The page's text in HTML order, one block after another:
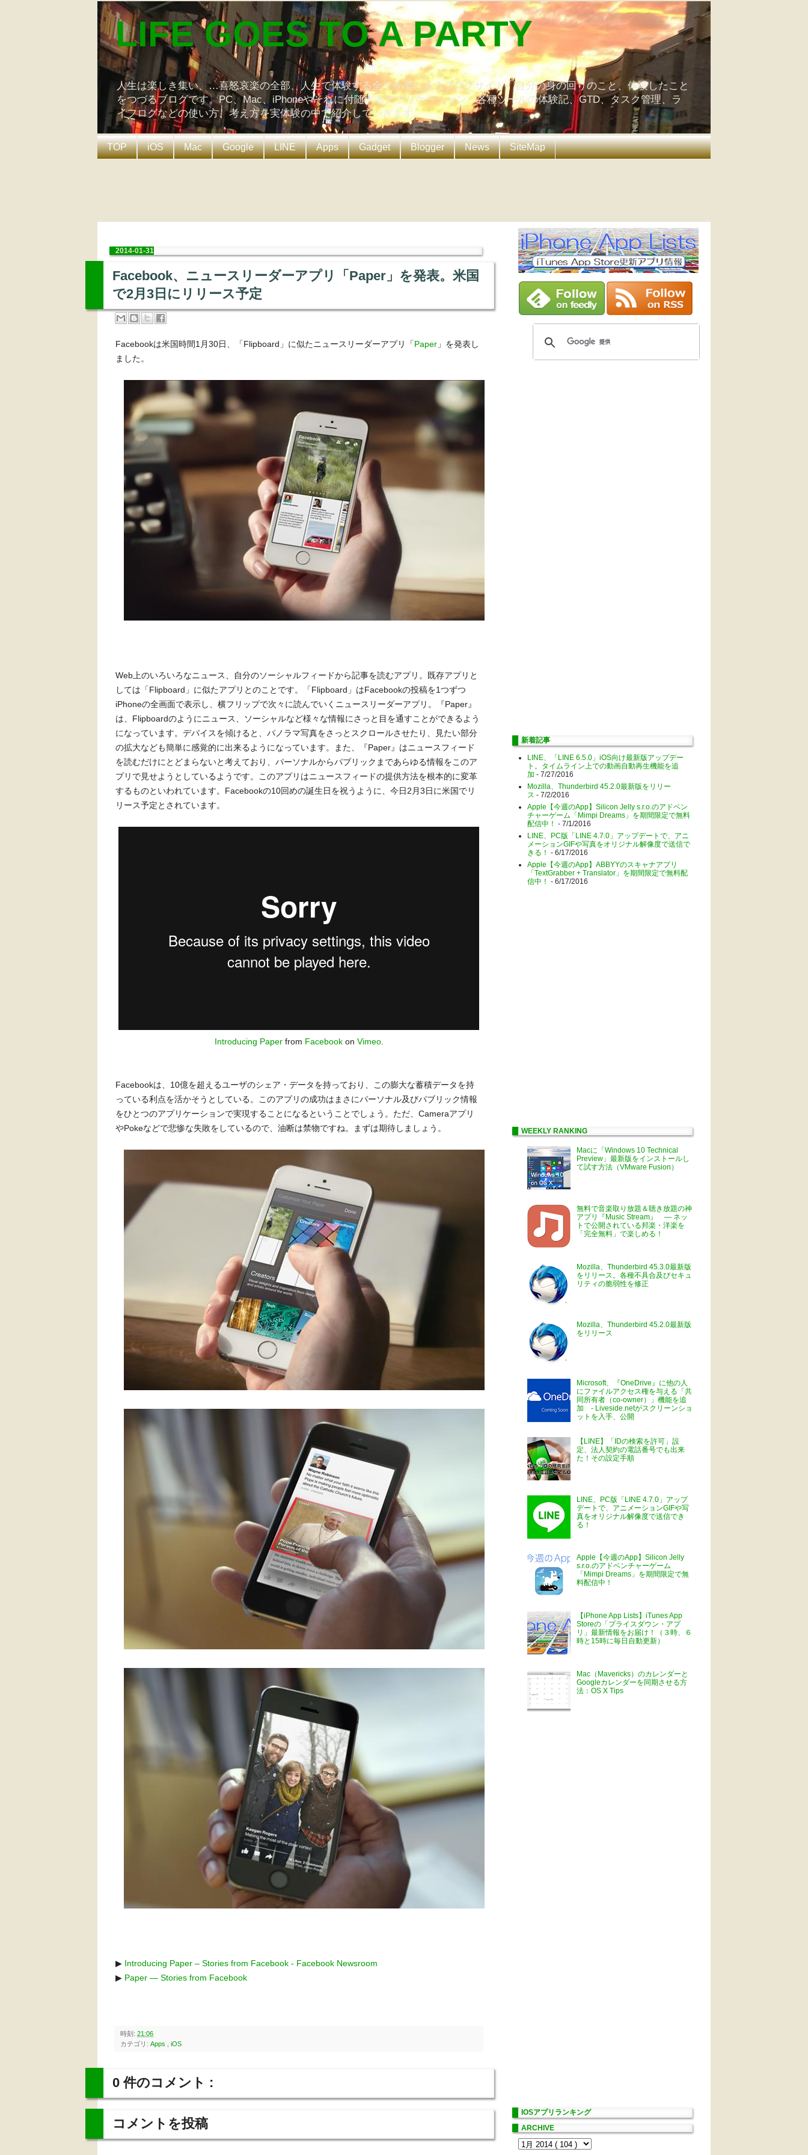
LIFE GOES TO A PARTY
人生は楽しき集い、…喜怒哀楽の全部、人生で体験する全てを楽しもうブログサイト。自分の身の回りのこと、体験したこと
をつづるブログです。PC、Mac、iPhoneやそれに付随するアプリケーション、各種ツールの体験記、GTD、タスク管理、ラ
イフログなどの使い方、考え方を実体験の中で紹介していきます。
TOP iOS Mac Google LINE Apps Gadget Blogger News SiteMap
2014-01-31
Facebook、ニュースリーダーアプリ「Paper」を発表。米国
で2月3日にリリース予定
Facebookは米国時間1月30日、「Flipboard」に似たニュースリーダーアプリ「Paper 」を発表し
ました。
Web上のいろいろなニュース、自分のソーシャルフィードから記事を読むアプリ。既存アプリと
しては「Flipboard」に似たアプリとのことです。「Flipboard」はFacebookの投稿を1つずつ
iPhoneの全画面で表示し、横フリップで次々に読んでいくニュースリーダーアプリ。『Paper』
は、Flipboardのようにニュース、ソーシャルなど様々な情報にさっと目を通すことができるよう
になっています。デバイスを傾けると、パノラマ写真をさっとスクロールさせたり、見たい部分
の拡大なども簡単に感覚的に出来るようになっています。また、『Paper』はニュースフィード
を読むだけにとどまらないと考えており、パーソナルからパブリックまであらゆる情報をこのア
プリで見せようとしているようです。このアプリはニュースフィードの提供方法を根本的に変革
するものといわれています。Facebookの10回めの誕生日を祝うように、今日2月3日に米国でリ
リース予定とされています。
Introducing Paperfrom Facebookon Vimeo.
Facebookは、10億を超えるユーザのシェア・データを持っており、この膨大な蓄積データを持
っている利点を活かそうとしている。このアプリの成功はまさにパーソナル及びパブリック情報
をひとつのアプリケーションで実現することになるということでしょう。ただ、Cameraアプリ
やPokeなどで悲惨な失敗をしているので、油断は禁物ですね。まずは期待しましょう。
▶ Introducing Paper – Stories from Facebook - Facebook Newsroom
▶ Paper — Stories from Facebook
時刻: 21:06
カテゴリ: Apps iOS
0 件のコメント :
コメントを投稿
新着記事
LINE、「LINE 6.5.0」iOS向け最新版アップデー
ト。タイムライン上での動画自動再生機能を追
加 - 7/27/2016
Mozilla、Thunderbird 45.2.0最新版をリリー
ス - 7/2/2016
Apple【今週のApp】Silicon Jelly s.r.o.のアドベン
チャーゲーム「Mimpi Dreams」を期間限定で無料
配信中！ - 7/1/2016
LINE、PC版「LINE 4.7.0」アップデートで、アニ
メーションGIFや写真をオリジナル解像度で送信で
きる！ - 6/17/2016
Apple【今週のApp】ABBYYのスキャナアプリ
「TextGrabber + Translator」を期間限定で無料配
信中！ - 6/17/2016
WEEKLY RANKING
Macに「Windows 10 Technical
Preview」最新版をインストールし
て試す方法（VMware Fusion）
無料で音楽取り放題＆聴き放題の神
アプリ『Music Stream』 ― ネッ
トで公開されている邦楽・洋楽を
「完全無料」で楽しめる！
Mozilla、Thunderbird 45.3.0最新版
をリリース。各種不具合及びセキュ
リティの脆弱性を修正
Mozilla、Thunderbird 45.2.0最新版
をリリース
Microsoft、『OneDrive』に他の人
にファイルアクセス権を与える「共
同所有者（co-owner）」機能を追
加 - Liveside.netがスクリーンショ
ットを入手、公開
【LINE】「IDの検索を許可」設
定、法人契約の電話番号でも出来
た！その設定手順
LINE、PC版「LINE 4.7.0」アップ
デートで、アニメーションGIFや写
真をオリジナル解像度で送信でき
る！
Apple【今週のApp】Silicon Jelly
s.r.o.のアドベンチャーゲーム
「Mimpi Dreams」を期間限定で無
料配信中！
【iPhone App Lists】iTunes App
Storeの「プライスダウン・アプ
リ」最新情報をお届け！（３時、６
時と15時に毎日自動更新）
Mac（Mavericks）のカレンダーと
Googleカレンダーを同期させる方
法：OS X Tips
IOSアプリランキング
ARCHIVE